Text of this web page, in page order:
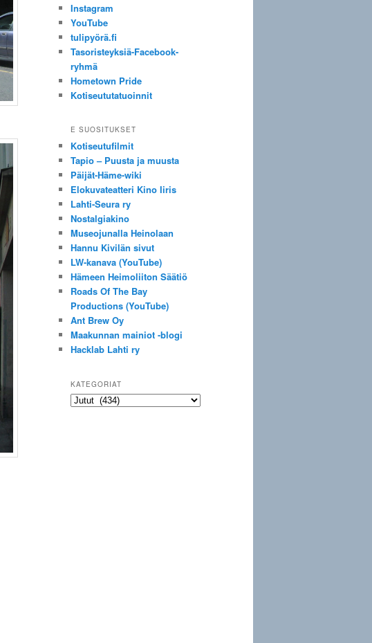
Instagram
YouTube
tulipyörä.fi
Tasoristeyksiä-Facebook-
ryhmä
Hometown Pride
Kotiseututatuoinnit
E SUOSITUKSET
Kotiseutufilmit
Tapio – Puusta ja muusta
Päijät-Häme-wiki
Elokuvateatteri Kino Iiris
Lahti-Seura ry
Nostalgiakino
Museojunalla Heinolaan
Hannu Kivilän sivut
LW-kanava (YouTube)
Hämeen Heimoliiton Säätiö
Roads Of The Bay
Productions (YouTube)
Ant Brew Oy
Maakunnan mainiot -blogi
Hacklab Lahti ry
KATEGORIAT
Kategoriat